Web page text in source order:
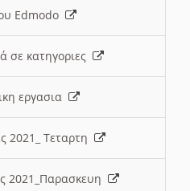
Edmodo
σε κατηγοριες
εργασια
2021_ Τεταρτη
2021_Παρασκευη